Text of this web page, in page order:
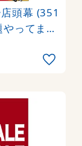
頭幕 (351
ってます
中 (ポン